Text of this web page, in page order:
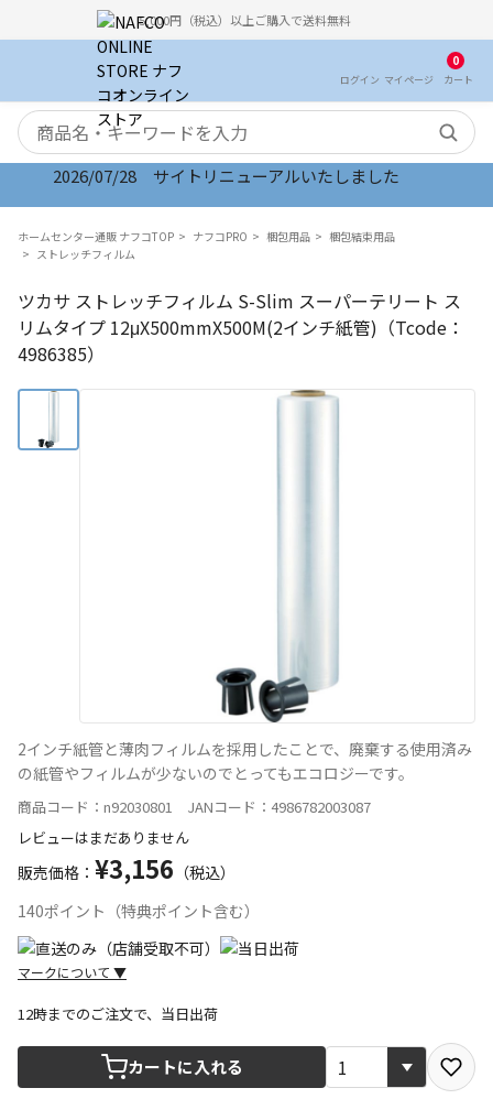
5,000円（税込）以上ご購入で送料無料
ログイン マイ ページ
0
カート
検索キーワード
2026/07/28 サイトリニューアルいたしました
ホームセンター通販 ナフコTOP ナフコPRO 梱包用品
梱包結束用品
ストレッチフィルム
ツカサ ストレッチフィルム S-Slim スーパーテリート ス
リムタイプ 12μX500mmX500M(2インチ紙管)（Tcode：
4986385）
2インチ紙管と薄肉フィルムを採用したことで、廃棄する使用済み
の紙管やフィルムが少ないのでとってもエコロジーです。
商品コード：n92030801 JANコード：4986782003087
レビューはまだありません
販売価格： ¥3,156 （税込）
140ポイント（特典ポイント含む）
マークについて ▼
宅配や店舗受取を選択できる商品です
12時までのご注文で、当日出荷
カートに入れる